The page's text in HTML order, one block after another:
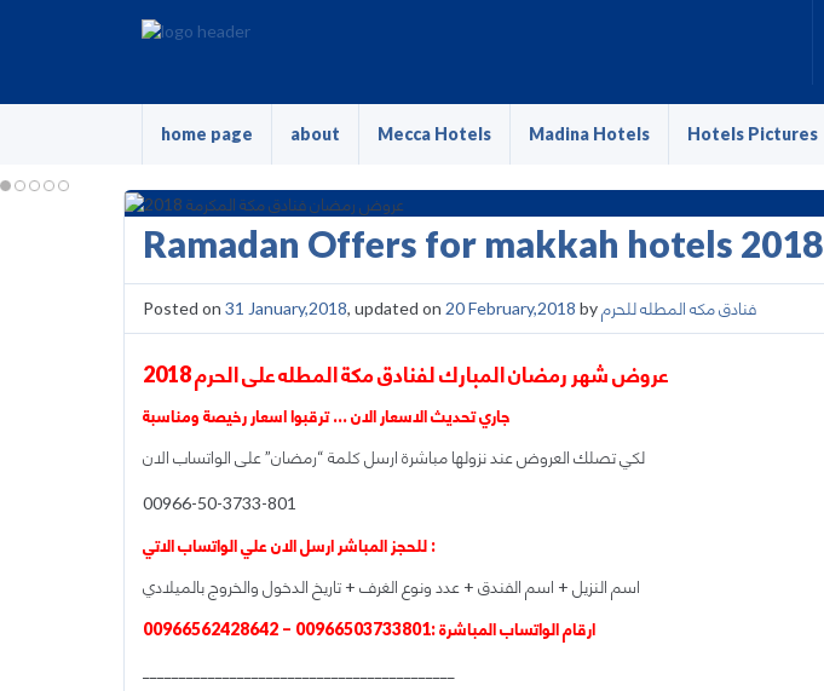
home page about Mecca Hotels Madina Hotels Hotels Pictures
Ramadan Offers for makkah hotels 2018
Posted on 31 January,2018, updated on 20 February,2018 by فنادق مكه المطله للحرم
عروض شهر رمضان المبارك لفنادق مكة المطله على الحرم 2018
جاري تحديث الاسعار الان … ترقبوا اسعار رخيصة ومناسبة
لكي تصلك العروض عند نزولها مباشرة ارسل كلمة “رمضان” على الواتساب الان
00966-50-3733-801
للحجز المباشر ارسل الان علي الواتساب الاتي :
اسم النزيل + اسم الفندق + عدد ونوع الغرف + تاريخ الدخول والخروج بالميلادي
ارقام الواتساب المباشرة :00966503733801 – 00966562428642